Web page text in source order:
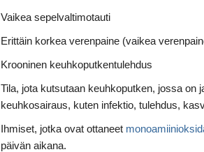
Vaikea sepelvaltimotauti
Erittäin korkea verenpaine (vaikea
Krooninen keuhkoputkentulehdus
Tila, jota kutsutaan keuhkoputken, jossa on
keuhkosairaus, kuten infektio, tulehdus,
Ihmiset, jotka ovat ottaneet
päivän aikana.